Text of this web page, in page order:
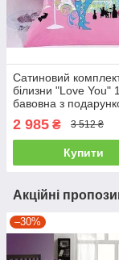
Сатиновий
білизни "Love You"
бавовна з
упаковкою
євро
2 985 ₴ 3 512 ₴
Купити
Акційні
–30%